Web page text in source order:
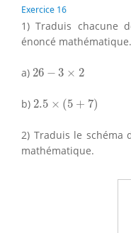
Exercice 16
1) Traduis chacune
énoncé
a) 26 − 3 × 2
26 3× 2
b) 2.5 × (5 + 7)
2.5 ×( 5+ 7
2) Traduis le schéma
mathématique.